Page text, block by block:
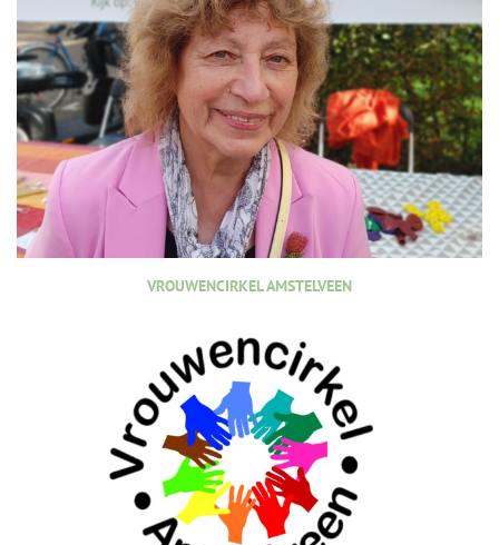
VROUWENCIRKEL AMSTELVEEN